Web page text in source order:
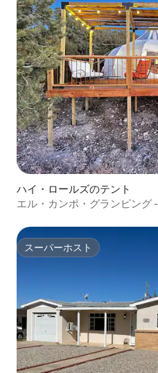
ハイ・ロールズのテント
エル・カンポ・グランピング
スーパーホスト
スーパーホスト